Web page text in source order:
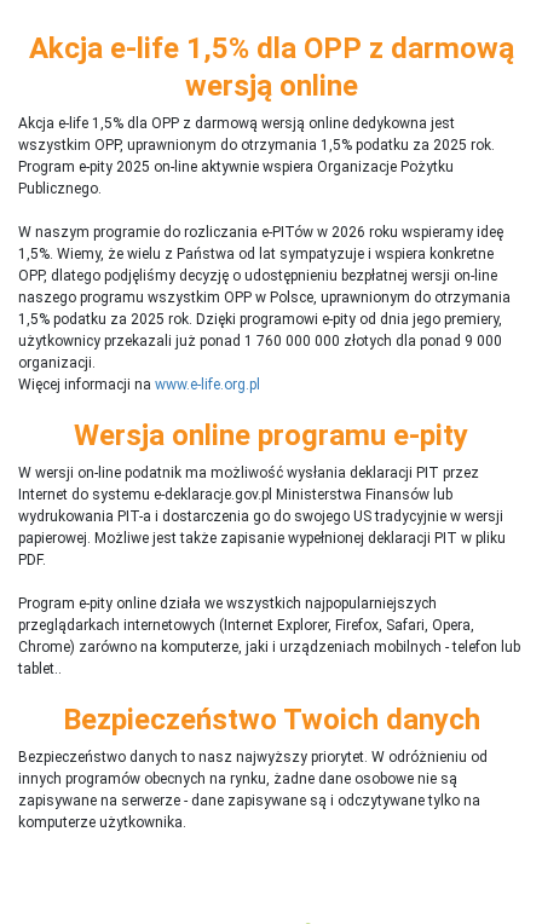
Akcja e-life 1,5% dla OPP z darmową
wersją online
Akcja e-life 1,5% dla OPP z darmową wersją online dedykowna jest
wszystkim OPP, uprawnionym do otrzymania 1,5% podatku za 2025 rok.
Program e-pity 2025 on-line aktywnie wspiera Organizacje Pożytku
Publicznego.
W naszym programie do rozliczania e-PITów w 2026 roku wspieramy ideę
1,5%. Wiemy, że wielu z Państwa od lat sympatyzuje i wspiera konkretne
OPP, dlatego podjęliśmy decyzję o udostępnieniu bezpłatnej wersji on-line
naszego programu wszystkim OPP w Polsce, uprawnionym do otrzymania
1,5% podatku za 2025 rok. Dzięki programowi e-pity od dnia jego premiery,
użytkownicy przekazali już ponad 1 760 000 000 złotych dla ponad 9 000
organizacji.
Więcej informacji na www.e-life.org.pl
Wersja online programu e-pity
W wersji on-line podatnik ma możliwość wysłania deklaracji PIT przez
Internet do systemu e-deklaracje.gov.pl Ministerstwa Finansów lub
wydrukowania PIT-a i dostarczenia go do swojego US tradycyjnie w wersji
papierowej. Możliwe jest także zapisanie wypełnionej deklaracji PIT w pliku
PDF.
Program e-pity online działa we wszystkich najpopularniejszych
przeglądarkach internetowych (Internet Explorer, Firefox, Safari, Opera,
Chrome) zarówno na komputerze, jaki i urządzeniach mobilnych - telefon lub
tablet..
Bezpieczeństwo Twoich danych
Bezpieczeństwo danych to nasz najwyższy priorytet. W odróżnieniu od
innych programów obecnych na rynku, żadne dane osobowe nie są
zapisywane na serwerze - dane zapisywane są i odczytywane tylko na
komputerze użytkownika.